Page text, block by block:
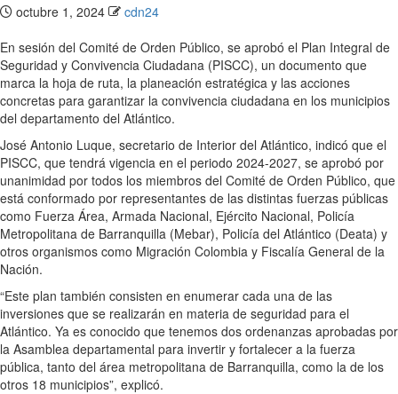
octubre 1, 2024
cdn24
En sesión del Comité de Orden Público, se aprobó el Plan Integral de
Seguridad y Convivencia Ciudadana (PISCC), un documento que
marca la hoja de ruta, la planeación estratégica y las acciones
concretas para garantizar la convivencia ciudadana en los municipios
del departamento del Atlántico.
José Antonio Luque, secretario de Interior del Atlántico, indicó que el
PISCC, que tendrá vigencia en el periodo 2024-2027, se aprobó por
unanimidad por todos los miembros del Comité de Orden Público, que
está conformado por representantes de las distintas fuerzas públicas
como Fuerza Área, Armada Nacional, Ejército Nacional, Policía
Metropolitana de Barranquilla (Mebar), Policía del Atlántico (Deata) y
otros organismos como Migración Colombia y Fiscalía General de la
Nación.
“Este plan también consisten en enumerar cada una de las
inversiones que se realizarán en materia de seguridad para el
Atlántico. Ya es conocido que tenemos dos ordenanzas aprobadas por
la Asamblea departamental para invertir y fortalecer a la fuerza
pública, tanto del área metropolitana de Barranquilla, como la de los
otros 18 municipios”, explicó.